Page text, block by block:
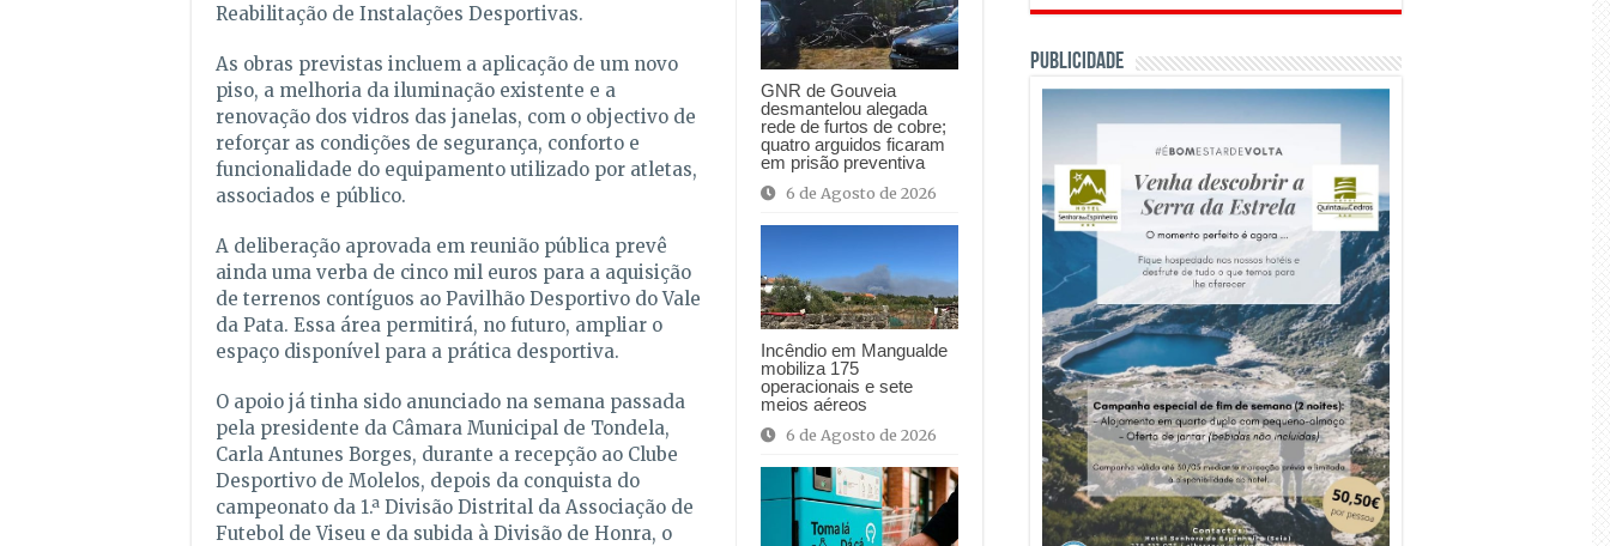
GNR de Gouveia
desmantelou alegada
rede de furtos de cobre;
quatro arguidos ficaram
em prisão preventiva
6 de Agosto de 2026
Incêndio em Mangualde
mobiliza 175
operacionais e sete
meios aéreos
6 de Agosto de 2026
Reabilitação de Instalações Desportivas.
As obras previstas incluem a aplicação de um novo
piso, a melhoria da iluminação existente e a
renovação dos vidros das janelas, com o objectivo de
reforçar as condições de segurança, conforto e
funcionalidade do equipamento utilizado por atletas,
associados e público.
A deliberação aprovada em reunião pública prevê
ainda uma verba de cinco mil euros para a aquisição
de terrenos contíguos ao Pavilhão Desportivo do Vale
da Pata. Essa área permitirá, no futuro, ampliar o
espaço disponível para a prática desportiva.
O apoio já tinha sido anunciado na semana passada
pela presidente da Câmara Municipal de Tondela,
Carla Antunes Borges, durante a recepção ao Clube
Desportivo de Molelos, depois da conquista do
campeonato da 1.ª Divisão Distrital da Associação de
Futebol de Viseu e da subida à Divisão de Honra, o
PUBLICIDADE